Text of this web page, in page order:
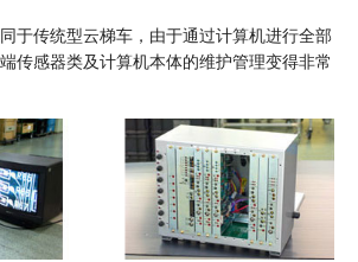
于传统型云梯车，由于通过计算机进行全部
传感器类及计算机本体的维护管理变得非常